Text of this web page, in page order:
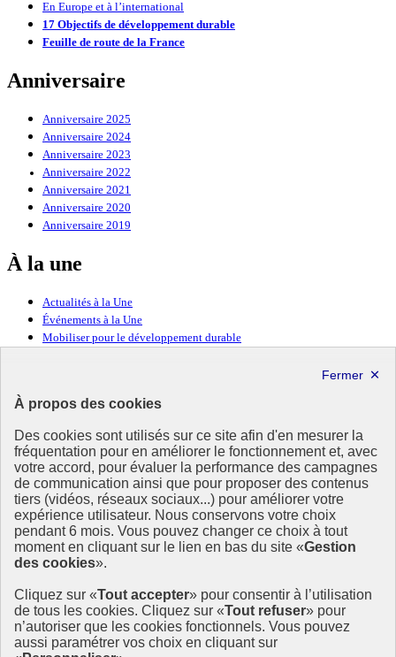
À propos des cookies
Des cookies sont utilisés sur ce site afin d'en mesurer la
fréquentation pour en améliorer le fonctionnement et, avec
votre accord, pour évaluer la performance des campagnes
de communication ainsi que pour proposer des contenus
tiers (vidéos, réseaux sociaux...) pour améliorer votre
expérience utilisateur. Nous conservons votre choix
pendant 6 mois. Vous pouvez changer ce choix à tout
moment en cliquant sur le lien en bas du site «Gestion
des cookies».
Cliquez sur «Tout accepter» pour consentir à l’utilisation
de tous les cookies. Cliquez sur «Tout refuser» pour
n’autoriser que les cookies fonctionnels. Vous pouvez
aussi paramétrer vos choix en cliquant sur
En Europe et à l’international
17 Objectifs de développement durable
Feuille de route de la France
Anniversaire
Anniversaire 2025
Anniversaire 2024
Anniversaire 2023
Anniversaire 2022
Anniversaire 2021
Anniversaire 2020
Anniversaire 2019
À la une
Actualités à la Une
Événements à la Une
Mobiliser pour le développement durable
Ressources
Ressources
La Méth’ODD
Gouvernement
Ce site propose l’information de référence concernant l’Agenda
2030 et la feuille de route de la France. Il valorise la mobilisation de
tous les acteurs.
info.gouv.fr- ouvre une nouvelle fenêtre
service-public.fr - ouvre une nouvelle fenêtre
legifrance.gouv.fr- ouvre une nouvelle fenêtre
data.gouv.fr- ouvre une nouvelle fenêtre